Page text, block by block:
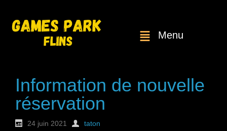
Menu
Information de nouvelle
réservation
24 juin 2021
taton